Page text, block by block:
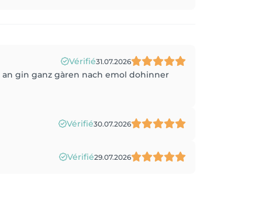
Vérifié31.07.2026
gin ganz gàren nach emol dohinner
Vérifié30.07.2026
Vérifié29.07.2026